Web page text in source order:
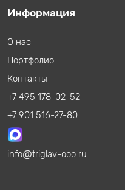
Информация
О нас
Портфолио
Контакты
+7 495 178-02-52
+7 901 516-27-80
info triglav-ooo.ru